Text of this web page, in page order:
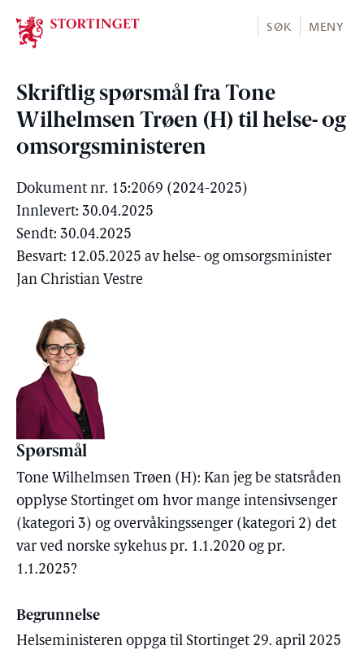
Stortinget.no
SØK MENY
Skriftlig spørsmål fra Tone
Wilhelmsen Trøen (H) til helse- og
omsorgsministeren
Dokument nr. 15:2069 (2024-2025)
Innlevert: 30.04.2025
Sendt: 30.04.2025
Besvart: 12.05.2025 av helse- og omsorgsminister
Jan Christian Vestre
Spørsmål
Tone Wilhelmsen Trøen (H): Kan jeg be statsråden
opplyse Stortinget om hvor mange intensivsenger
(kategori 3) og overvåkingssenger (kategori 2) det
var ved norske sykehus pr. 1.1.2020 og pr.
1.1.2025?
Begrunnelse
Helseministeren oppga til Stortinget 29. april 2025